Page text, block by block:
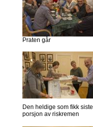
Praten går
Den heldige som fikk siste
porsjon av riskremen